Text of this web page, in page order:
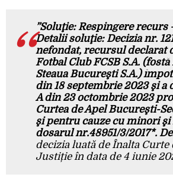
”Soluţie: Respingere recurs
Detalii soluţie: Decizia nr.
nefondat, recursul declarat
Fotbal Club FCSB S.A.
Steaua Bucureşti S.A.)
din 18 septembrie 2023 şi a
A din 23 octombrie 2023
Curtea de Apel Bucureşti-
şi pentru cauze cu minori
dosarul nr.48951/3/2017*.
decizia luată de Înalta Curte
Justiție în data de 4 iunie